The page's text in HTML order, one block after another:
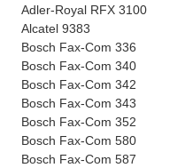
Adler-Royal RFX 3100
Alcatel 9383
Bosch Fax-Com 336
Bosch Fax-Com 340
Bosch Fax-Com 342
Bosch Fax-Com 343
Bosch Fax-Com 352
Bosch Fax-Com 580
Bosch Fax-Com 587